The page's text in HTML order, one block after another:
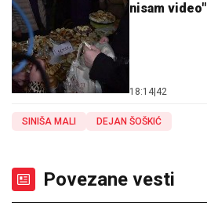
nisam video"
18:14 42
SINIŠA MALI DEJAN ŠOŠKIĆ
Povezane vesti